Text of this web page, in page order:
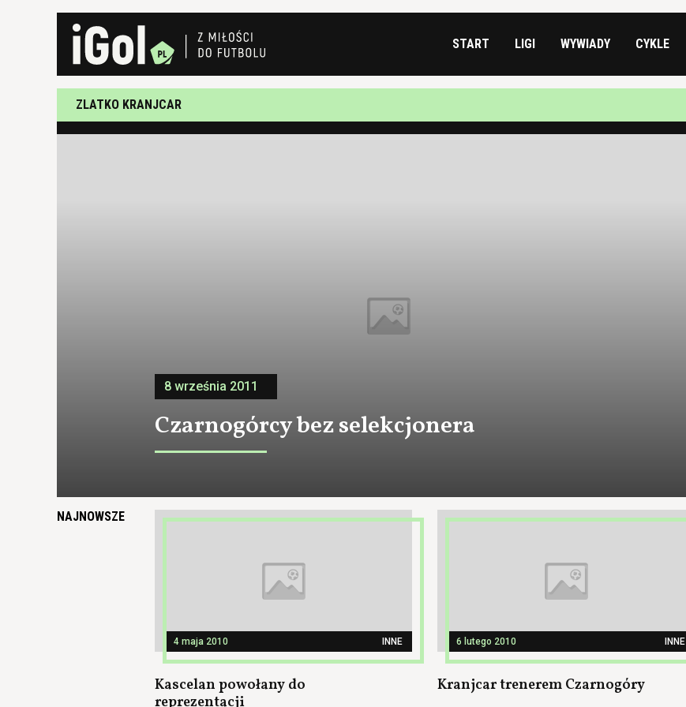
START LIGI WYWIADY CYKLE
ZLATKO KRANJCAR
8 września 2011
Czarnogórcy bez selekcjonera
NAJNOWSZE
4 maja 2010 INNE
Kascelan powołany do
reprezentacji
6 lutego 2010 INNE
Kranjcar trenerem Czarnogóry